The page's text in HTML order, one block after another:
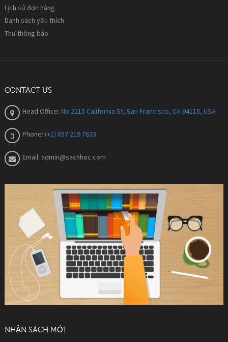
Lịch sử đơn hàng
Danh sách yêu thích
Thư thông báo
CONTACT US
Head Office: No 2215 California St, San Francisco, CA 94115, USA
Phone: (+1) 857 219 7633
Email: admin@sachhoc.com
NHẬN SÁCH MỚI